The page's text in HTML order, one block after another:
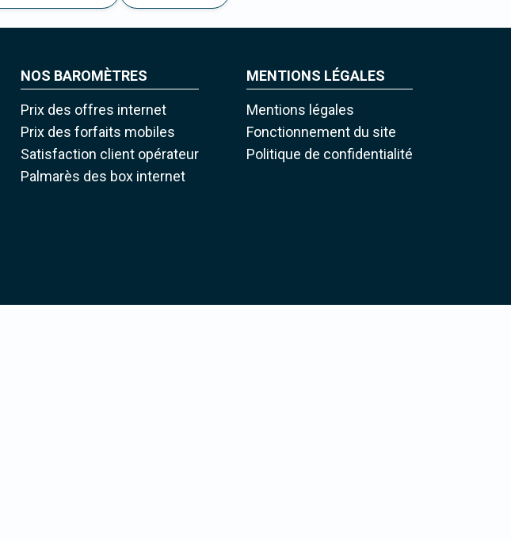
NOS BAROMÈTRES
Prix des offres internet
Prix des forfaits mobiles
Satisfaction client opérateur
Palmarès des box internet
MENTIONS LÉGALES
Mentions légales
Fonctionnement du site
Politique de confidentialité